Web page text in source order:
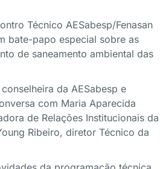
Técnico AESabesp/Fenasan
bate-papo especial sobre as
de saneamento ambiental das
da AESabesp e
com Maria Aparecida
de Relações Institucionais da
Ribeiro, diretor Técnico da